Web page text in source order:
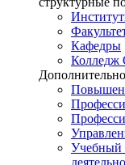
Кафедры
Учебный